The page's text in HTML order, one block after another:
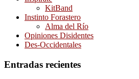
KitBand
Instinto Forastero
Alma del Río
Opiniones Disidentes
Des-Occidentales
Entradas recientes